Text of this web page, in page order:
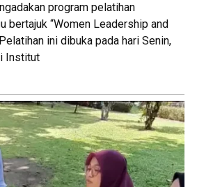
program pelatihan
bertajuk “Women Leadership and
ini dibuka pada hari Senin,
Institut